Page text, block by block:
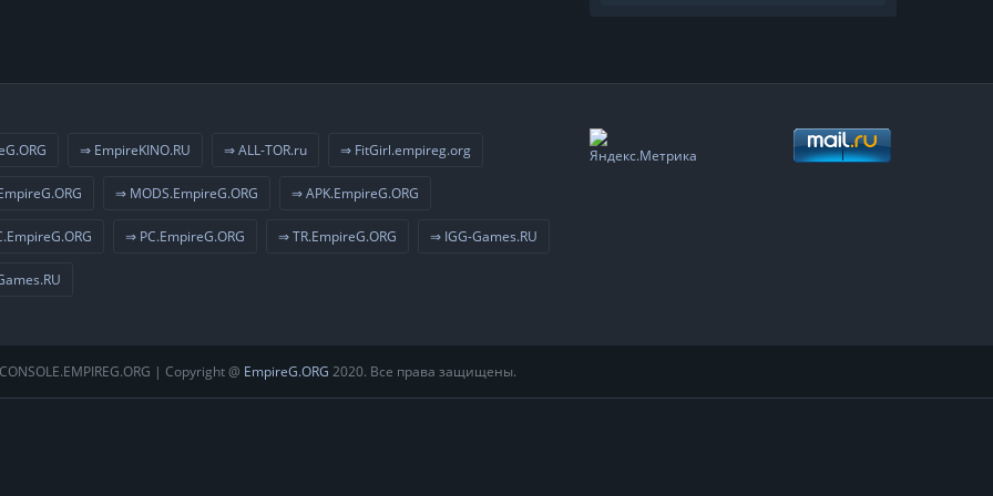
⇒ EmpireKINO.RU ⇒ ALL-TOR.ru ⇒ FitGirl.empireg.org
⇒ MODS.EmpireG.ORG ⇒ APK.EmpireG.ORG
⇒ PC.EmpireG.ORG ⇒ TR.EmpireG.ORG ⇒ IGG-Games.RU
| Copyright @ EmpireG.ORG 2020. Все права защищены.